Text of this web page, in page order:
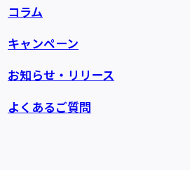
コラム
キャンペーン
お知らせ・リリース
よくあるご質問
ドで総額約10億円
しました
の概要